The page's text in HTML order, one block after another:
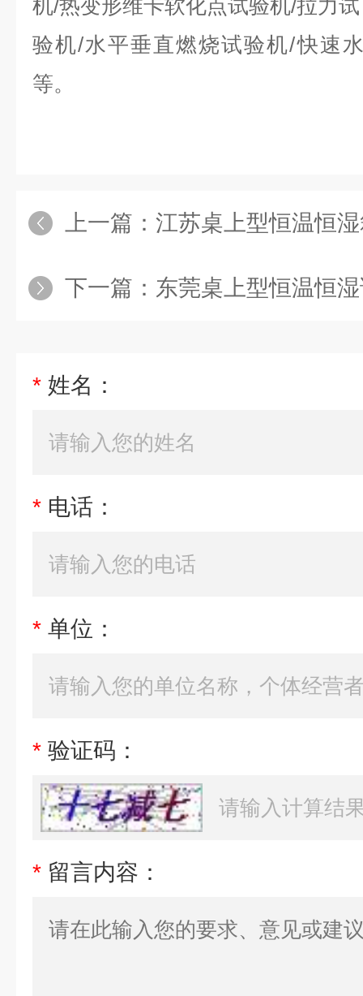
机/热变形维卡软化点试验机/拉力试
验机/水平垂直燃烧试验机/快速
等。
上一篇： 江苏桌上型恒温恒
下一篇： 东莞桌上型恒温恒
* 姓名：
* 电话：
* 单位：
* 验证码：
* 留言内容：